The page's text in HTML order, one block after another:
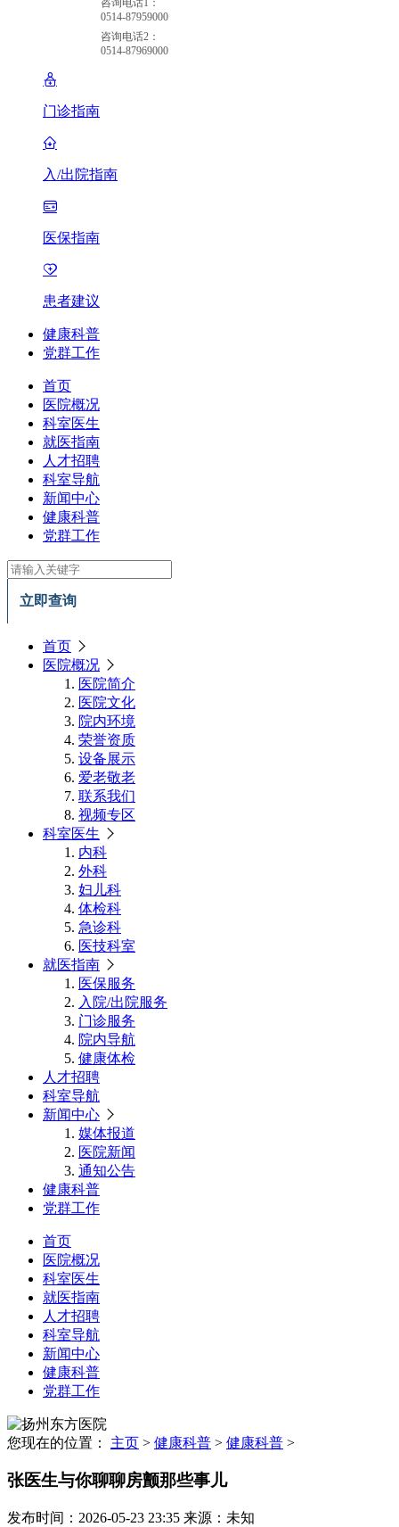
0514-87959000
咨询电话2：
0514-87969000
门诊指南
入/出院指南
医保指南
患者建议
健康科普
党群工作
首页
医院概况
科室医生
就医指南
人才招聘
科室导航
新闻中心
健康科普
党群工作
立即查询
首页
医院概况
医院简介
医院文化
院内环境
荣誉资质
设备展示
爱老敬老
联系我们
视频专区
科室医生
内科
外科
妇儿科
体检科
急诊科
医技科室
就医指南
医保服务
入院/出院服务
门诊服务
院内导航
健康体检
人才招聘
科室导航
新闻中心
媒体报道
医院新闻
通知公告
健康科普
党群工作
首页
医院概况
科室医生
就医指南
人才招聘
科室导航
新闻中心
健康科普
党群工作
您现在的位置： 主页 > 健康科普 > 健康科普 >
张医生与你聊聊房颤那些事儿
发布时间：2026-05-23 23:35 来源：未知